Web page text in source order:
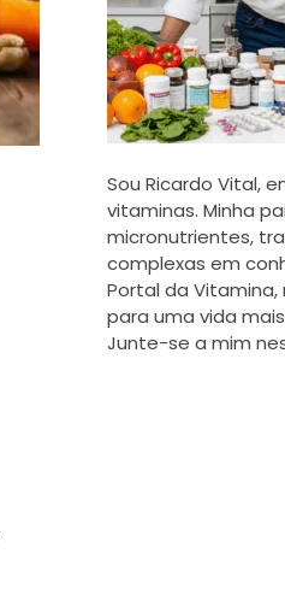
Sou Ricardo Vital,
vitaminas. Minha
micronutrientes,
complexas em
Portal da
para uma vida
Junte-se a mim